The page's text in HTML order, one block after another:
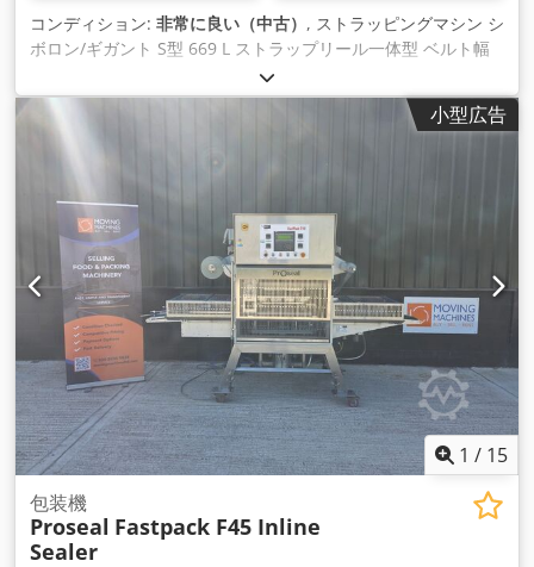
コンディション: 非常に良い（中古） , ストラッピングマシン シ
ボロン/ギガント S型 669 L ストラップリール一体型 ベルト幅
6/ 9/ 12/ 15.5 mm 電気接続 230 V, 50 Hz ベルト張力調整可能
温度溶接システム 作業テーブルのアイドルローラー コードキ
ャスター付き移動式 Dcsdpouxm Haofx Ag Ijk 寸法 長さ x 幅 x
高さ = 1460 x 600 x 1600 重量 約70 kg 中古機に関する注意事
項 - 技術仕様に誤りがあり、事前に販売される場合がありま
す。 - 価格は場所渡し、積み込み無料！ - 機械は清掃され、機
能テスト済みです。 - すべての機械は、いかなる保証もなく、
見たままの状態で購入されます。 購入者は現地で自由に機械を
検査することができます。 - 特別契約は書面でのみ可能です。
(ご住所と電話番号をお知らせください）。
小型広告
1 / 15
包装機
Proseal Fastpack F45 Inline
Sealer